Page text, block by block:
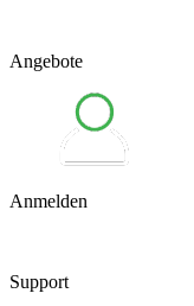
Angebote
Anmelden
Support